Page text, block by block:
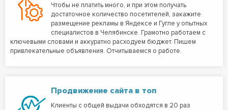
Чтобы не платить много, и при этом получать
достаточное количество посетителей, закажите
размещение рекламы в Яндексе и Гугле у опытных
специалистов в Челябинске. Грамотно работаем с
ключевыми словами и аккуратно расходуем бюджет. Пишем
привлекательные объявления. Отчитываемся о работе.
Продвижение сайта в топ
Клиенты с общей выдачи обходятся в 20 раз